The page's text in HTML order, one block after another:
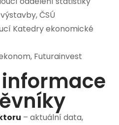
ČSÚ
Katedry ekonomické
Futurainvest
– aktuální data,